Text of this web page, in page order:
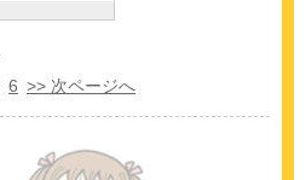
6 >> 次ページへ